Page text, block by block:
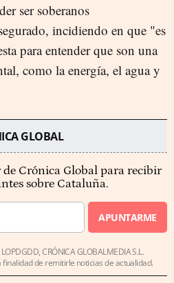
ser soberanos
incidiendo en que "es
para entender que son una
como la energía, el agua y
GLOBAL
Crónica Global para recibir
sobre Cataluña.
APUNTARME
CRÓNICA GLOBALMEDIA S.L.
de remitirle noticias de actualidad.